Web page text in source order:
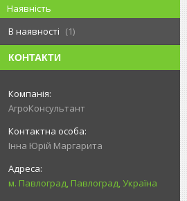
Наявність
В наявності
1
КОНТАКТИ
АгроКонсультант
Інна Юрій Маргарита
м. Павлоград, Павлоград, Україна